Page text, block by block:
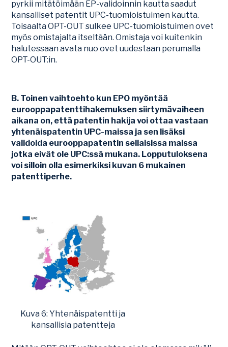
pyrkii mitätöimään EP-validoinnin kautta saadut
kansalliset patentit UPC-tuomioistuimen kautta.
Toisaalta OPT-OUT sulkee UPC-tuomioistuimen ovet
myös omistajalta itseltään. Omistaja voi kuitenkin
halutessaan avata nuo ovet uudestaan perumalla
OPT-OUT:in.
B. Toinen vaihtoehto kun EPO myöntää
eurooppapatenttihakemuksen siirtymävaiheen
aikana on, että patentin hakija voi ottaa vastaan
yhtenäispatentin UPC-maissa ja sen lisäksi
validoida eurooppapatentin sellaisissa maissa
jotka eivät ole UPC:ssä mukana. Lopputuloksena
voi silloin olla esimerkiksi kuvan 6 mukainen
patenttiperhe.
Kuva 6: Yhtenäispatentti ja
kansallisia patentteja